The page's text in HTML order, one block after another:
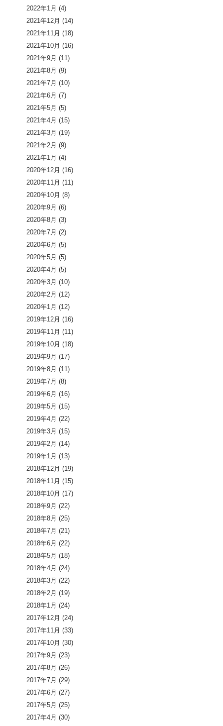
2022年1月 (4)
2021年12月 (14)
2021年11月 (18)
2021年10月 (16)
2021年9月 (11)
2021年8月 (9)
2021年7月 (10)
2021年6月 (7)
2021年5月 (5)
2021年4月 (15)
2021年3月 (19)
2021年2月 (9)
2021年1月 (4)
2020年12月 (16)
2020年11月 (11)
2020年10月 (8)
2020年9月 (6)
2020年8月 (3)
2020年7月 (2)
2020年6月 (5)
2020年5月 (5)
2020年4月 (5)
2020年3月 (10)
2020年2月 (12)
2020年1月 (12)
2019年12月 (16)
2019年11月 (11)
2019年10月 (18)
2019年9月 (17)
2019年8月 (11)
2019年7月 (8)
2019年6月 (16)
2019年5月 (15)
2019年4月 (22)
2019年3月 (15)
2019年2月 (14)
2019年1月 (13)
2018年12月 (19)
2018年11月 (15)
2018年10月 (17)
2018年9月 (22)
2018年8月 (25)
2018年7月 (21)
2018年6月 (22)
2018年5月 (18)
2018年4月 (24)
2018年3月 (22)
2018年2月 (19)
2018年1月 (24)
2017年12月 (24)
2017年11月 (33)
2017年10月 (30)
2017年9月 (23)
2017年8月 (26)
2017年7月 (29)
2017年6月 (27)
2017年5月 (25)
2017年4月 (30)